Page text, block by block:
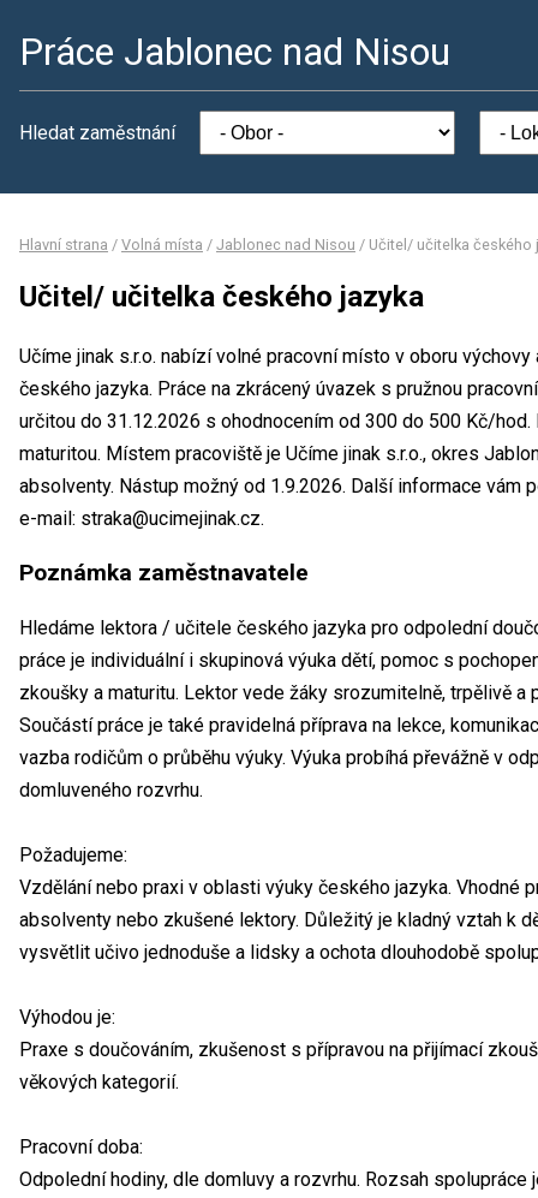
Práce Jablonec nad Nisou
Hledat zaměstnání
Hlavní strana / Volná místa / Jablonec nad Nisou / Učitel/ učitelka českého
Učitel/ učitelka českého jazyka
Učíme jinak s.r.o. nabízí volné pracovní místo v oboru
českého jazyka. Práce na zkrácený úvazek s pružnou
určitou do 31.12.2026 s ohodnocením od 300 do 500 Kč/
maturitou. Místem pracoviště je Učíme jinak s.r.o., okres
absolventy. Nástup možný od 1.9.2026. Další informace vám
e-mail: straka@ucimejinak.cz.
Poznámka zaměstnavatele
Hledáme lektora / učitele českého jazyka pro odpolední
práce je individuální i skupinová výuka dětí, pomoc s
zkoušky a maturitu. Lektor vede žáky srozumitelně, trpělivě
Součástí práce je také pravidelná příprava na lekce,
vazba rodičům o průběhu výuky. Výuka probíhá převážně v
domluveného rozvrhu.
Požadujeme:
Vzdělání nebo praxi v oblasti výuky českého jazyka. Vhodné
absolventy nebo zkušené lektory. Důležitý je kladný vztah k
vysvětlit učivo jednoduše a lidsky a ochota dlouhodobě
Výhodou je:
Praxe s doučováním, zkušenost s přípravou na přijímací
věkových kategorií.
Pracovní doba:
Odpolední hodiny, dle domluvy a rozvrhu. Rozsah